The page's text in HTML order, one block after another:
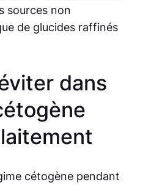
sources non
de glucides raffinés
dans
cétogène pendant